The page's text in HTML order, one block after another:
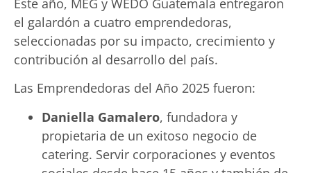
el galardón a cuatro emprendedoras,
seleccionadas por su impacto, crecimiento y
contribución al desarrollo del país.
Las Emprendedoras del Año 2025 fueron:
Daniella Gamalero, fundadora y
propietaria de un exitoso negocio de
catering. Servir corporaciones y eventos